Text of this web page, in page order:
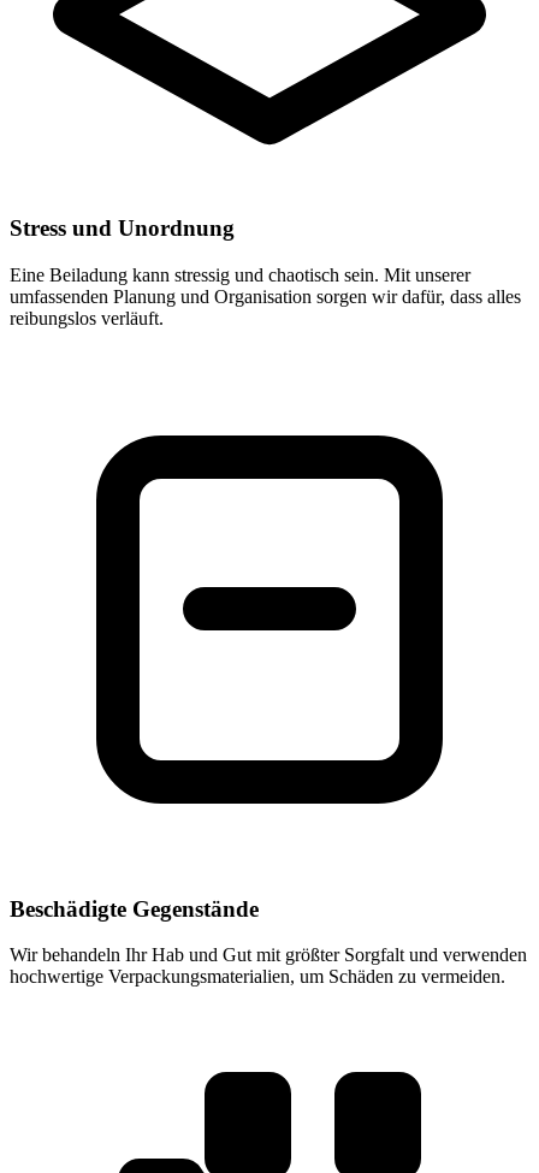
Stress und Unordnung
Eine Beiladung kann stressig und chaotisch sein. Mit unserer
umfassenden Planung und Organisation sorgen wir dafür, dass alles
reibungslos verläuft.
Beschädigte Gegenstände
Wir behandeln Ihr Hab und Gut mit größter Sorgfalt und verwenden
hochwertige Verpackungsmaterialien, um Schäden zu vermeiden.